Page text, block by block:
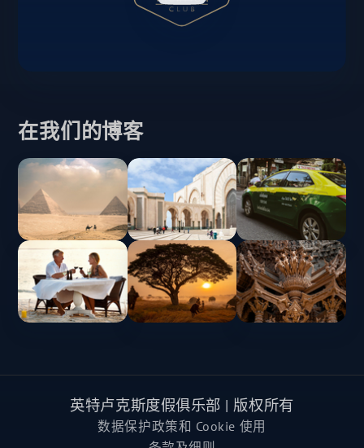
在我们的博客
英特卢克斯度假俱乐部 | 版权所有
数据保护政策和 Cookie 使用